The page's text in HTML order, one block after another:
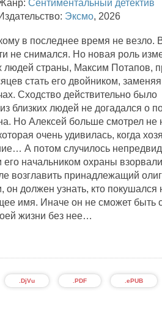
Сентиментальный детектив
Эксмо, 2026
в последнее время не везло.
не снимался. Но новая роль
людей страны, Максим Потапов,
стать его двойником,
Сходство действительно было
близких людей не догадался о
Но Алексей больше смотрел не
очень удивилась, когда
А потом случилось
начальником охраны
возглавить принадлежащий
он должен узнать, кто покушался
имя. Иначе он не сможет быть
жизни без нее…
.ePUB
.PDF
.DjVu